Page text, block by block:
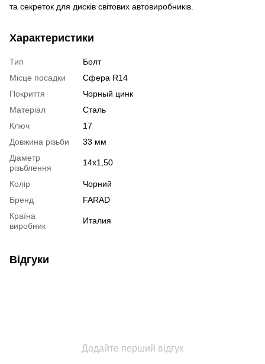
та секреток для дисків світових автовиробників.
Характеристики
Тип
Болт
Місце посадки
Сфера R14
Покриття
Чорный цинк
Матеріал
Сталь
Ключ
17
Довжина різьби
33 мм
Діаметр
різьблення
14x1,50
Колір
Чорний
Бренд
FARAD
Країна
виробник
Италия
Відгуки
Додайте перший відгук